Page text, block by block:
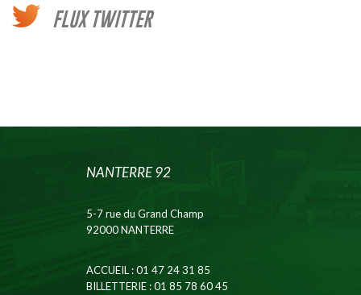
FLUX TWITTER
NANTERRE 92
5-7 rue du Grand Champ
92000 NANTERRE
ACCUEIL: 01 47 24 31 85
BILLETTERIE: 01 85 78 60 45